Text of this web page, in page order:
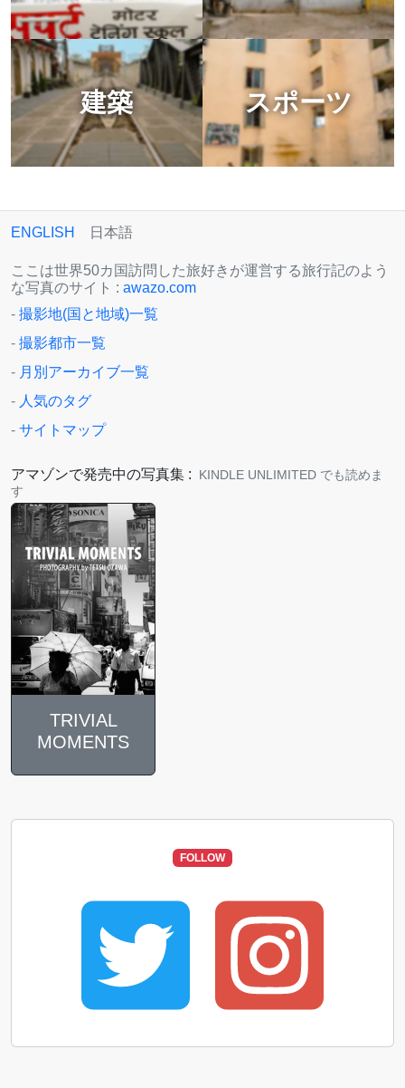
建築 スポーツ
ENGLISH 日本語
ここは世界50カ国訪問した旅好きが運営する旅行記のよう
な写真のサイト : awazo.com
- 撮影地(国と地域)一覧
- 撮影都市一覧
- 月別アーカイブ一覧
- 人気のタグ
- サイトマップ
アマゾンで発売中の写真集 :
KINDLE UNLIMITED でも読めま
す
TRIVIAL
MOMENTS
FOLLOW